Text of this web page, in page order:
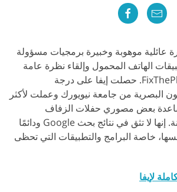
عائلية موهوبة وخبيرة برمجيات مسؤولة
الهاتف المحمول وإلقاء نظرة عامة
عليها في فريق FixThePhoto. حصلت إيفا على درجة
البصرية من جامعة نيويورك وعملت لأكثر
بعض مصوري حفلات الزفاف
المشهورين في المدينة. إنها لا تثق في نتائج بحث Google ودائمًا
خاصة البرامج والتطبيقات التي تحظى
لإيفا